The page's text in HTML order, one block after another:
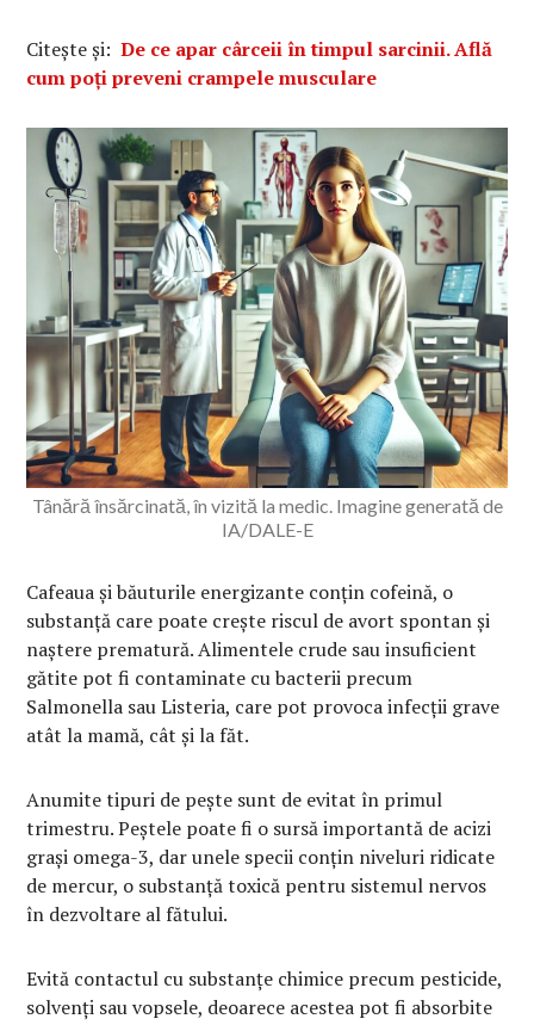
Citește și:De ce apar cârceii în timpul sarcinii. Află
cum poți preveni crampele musculare
Tânără însărcinată, în vizită la medic. Imagine generată de
IA/DALE-E
Cafeaua și băuturile energizante conțin cofeină, o
substanță care poate crește riscul de avort spontan și
naștere prematură. Alimentele crude sau insuficient
gătite pot fi contaminate cu bacterii precum
Salmonella sau Listeria, care pot provoca infecții grave
atât la mamă, cât și la făt.
Anumite tipuri de pește sunt de evitat în primul
trimestru. Peștele poate fi o sursă importantă de acizi
grași omega-3, dar unele specii conțin niveluri ridicate
de mercur, o substanță toxică pentru sistemul nervos
în dezvoltare al fătului.
Evită contactul cu substanțe chimice precum pesticide,
solvenți sau vopsele, deoarece acestea pot fi absorbite